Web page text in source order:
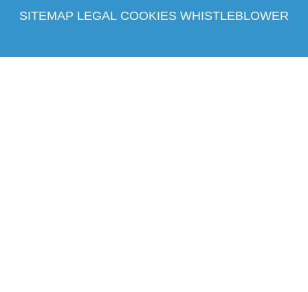
SITEMAP LEGAL COOKIES WHISTLEBLOWER